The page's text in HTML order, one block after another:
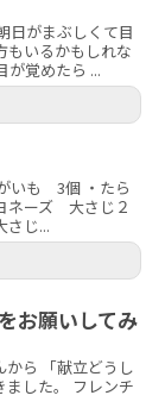
日がまぶしくて目
もいるかもしれな
が覚めたら ...
いも 3個 ・たら
ーズ 大さじ２
さじ...
お願いしてみ
ら 「献立どうし
ました。 フレンチ